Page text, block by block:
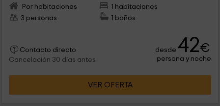
Por habitaciones
1 habitaciones
3 personas
1 baños
Contacto directo
Cancelación 30 días antes
desde 42€
persona y noche
VER OFERTA